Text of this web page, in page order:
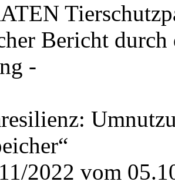
Bericht
-
2022 vom